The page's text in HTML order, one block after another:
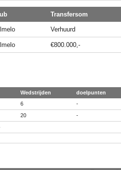
Transfersom
Verhuurd
€800.000,-
Wedstrijden
doelpunten
6
-
20
-